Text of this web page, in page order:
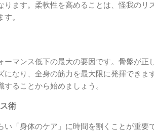
ます。柔軟性を高めることは、怪我のリ
。
マンス低下の最大の要因です。骨盤が正
なり、全身の筋力を最大限に発揮できま
ることから始めましょう。
術
「身体のケア」に時間を割くことが重要